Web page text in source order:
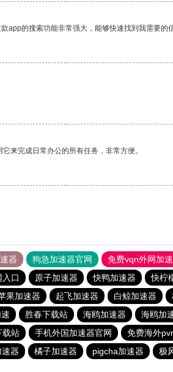
app的搜索功能非常强大，能够快速找到我需要的信
来完成日常办公的所有任务，非常方便。
器 狗急加速器官网 免费vqn外网加速
口 原子加速器 快鸭加速器 快柠
果加速器 起飞加速器 白鲸加速器
胜春下载站 海鸥加速器 海鸥加
载站 手机外国加速器官网 免费海外
器 橘子加速器 pigcha加速器 极